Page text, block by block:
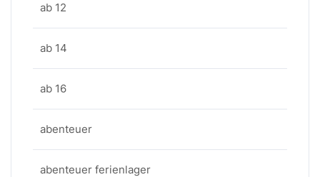
ab 12
ab 14
ab 16
abenteuer
abenteuer ferienlager